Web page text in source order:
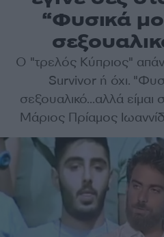
“Φυσικά
Ο "τρελός Κύπριος"
Survivor ή όχι.
σεξουαλικό...αλλά
Μάριος Πρίαμος